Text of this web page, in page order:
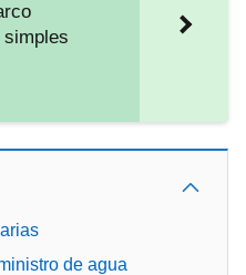
simples
de agua